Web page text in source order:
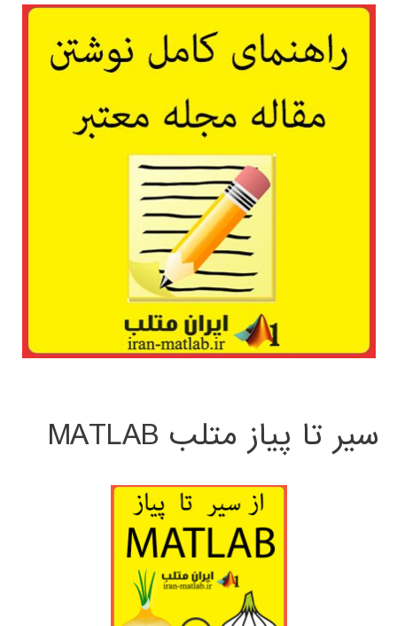
سیر تا پیاز متلب MATLAB